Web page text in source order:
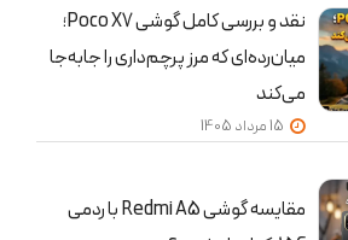
نقد و بررسی کامل گوشی Poco X7؛
میان‌رده‌ای که مرز پرچم‌داری را جابه‌جا
می‌کند
مقایسه گوشی Redmi A5 با ردمی